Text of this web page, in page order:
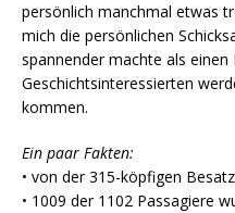
persönlich manchmal etwas
mich die persönlichen
spannender machte als einen
Geschichtsinteressierten
kommen.
Ein paar Fakten:
• von der 315-köpfigen
• 1009 der 1102 Passagiere